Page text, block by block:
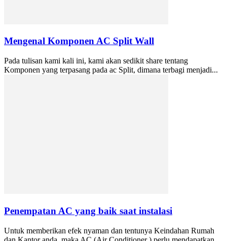
Mengenal Komponen AC Split Wall
Pada tulisan kami kali ini, kami akan sedikit share tentang
Komponen yang terpasang pada ac Split, dimana terbagi menjadi...
Penempatan AC yang baik saat instalasi
Untuk memberikan efek nyaman dan tentunya Keindahan Rumah